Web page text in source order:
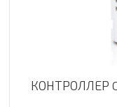
КОНТРОЛЛЕР